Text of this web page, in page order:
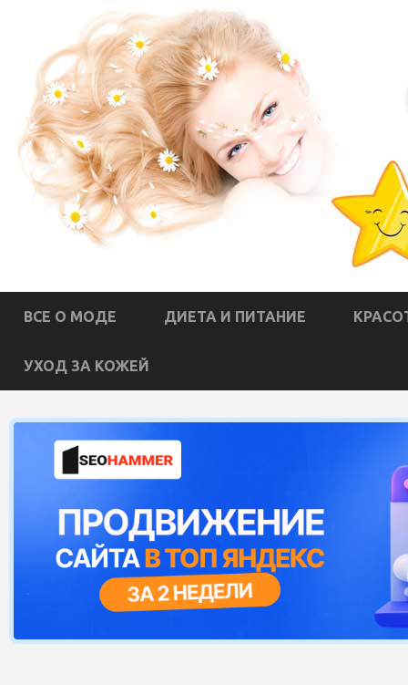
ВСЕ О МОДЕ ДИЕТА И ПИТАНИЕ
УХОД ЗА КОЖЕЙ